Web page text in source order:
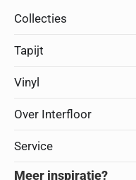
Collecties
Tapijt
Vinyl
Over Interfloor
Service
Meer inspiratie?